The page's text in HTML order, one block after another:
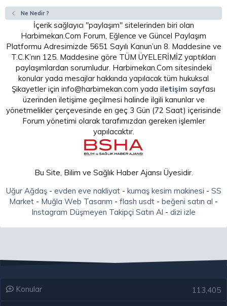
Ne Nedir ?
İçerik sağlayıcı "paylaşım" sitelerinden biri olan
Harbimekan.Com Forum, Eğlence ve Güncel Paylaşım
Platformu Adresimizde 5651 Sayılı Kanun’un 8. Maddesine ve
T.C.K’nın 125. Maddesine göre TÜM ÜYELERİMİZ yaptıkları
paylaşımlardan sorumludur. Harbimekan.Com sitesindeki
konular yada mesajlar hakkında yapılacak tüm hukuksal
Şikayetler için info@harbimekan.com yada iletişim sayfası
üzerinden iletişime geçilmesi halinde ilgili kanunlar ve
yönetmelikler çerçevesinde en geç 3 Gün (72 Saat) içerisinde
Forum yönetimi olarak tarafımızdan gereken işlemler
yapılacaktır.
Bu Site, Bilim ve Sağlık Haber Ajansı Üyesidir.
Uğur Ağdaş- evden eve nakliyat- kumaş kesim makinesi - SS
Market - Muğla Web Tasarım - flash usdt - beğeni satın al -
Instagram Düşmeyen Takipçi Satın Al - dizi izle
Konular 113,405